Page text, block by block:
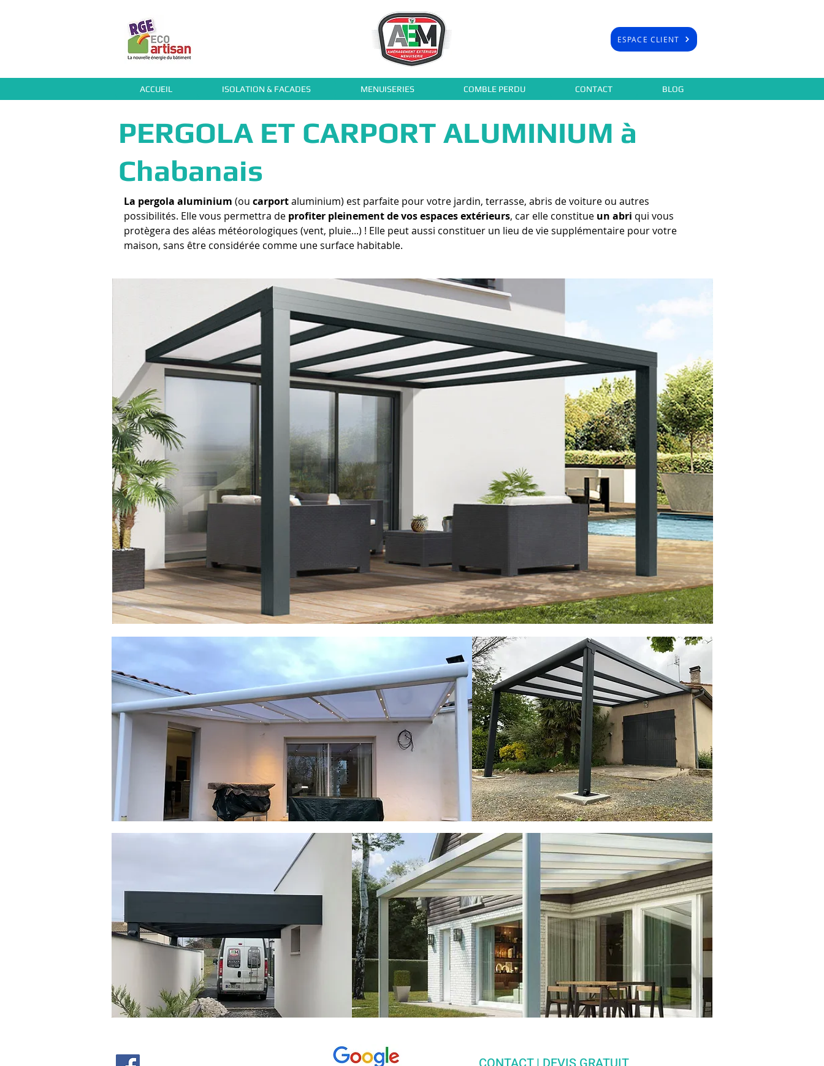
ESPACE CLIENT
ACCUEIL ISOLATION & FACADES MENUISERIES COMBLE PERDU CONTACT BLOG
PERGOLA ET CARPORT ALUMINIUM à
Chabanais
La pergola aluminium (ou carportaluminium) est parfaite pour votre jardin, terrasse, abris de voiture ou autres
possibilités. Elle vous permettra de profiter pleinement de vos espaces extérieurs, car elle constitue un abri qui vous
protègera des aléas météorologiques (vent, pluie...) ! Elle peut aussi constituer un lieu de vie supplémentaire pour votre
maison, sans être considérée comme une surface habitable.